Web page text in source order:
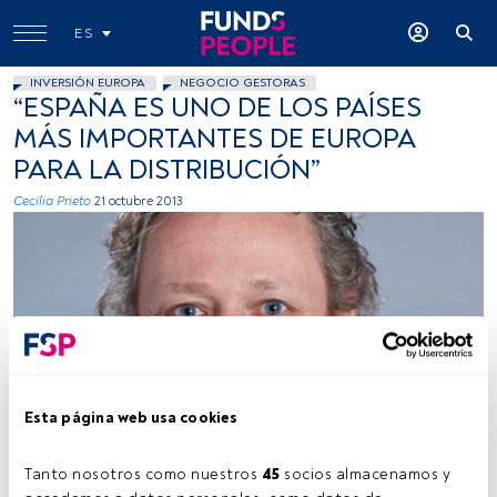
Esta página web usa cookies
Tanto nosotros como nuestros 45 socios almacenamos y
ES
INVERSIÓN EUROPA NEGOCIO GESTORAS
“ESPAÑA ES UNO DE LOS PAÍSES
MÁS IMPORTANTES DE EUROPA
PARA LA DISTRIBUCIÓN”
Cecilia Prieto 21 octubre 2013
Tiempo lectura: 4 min.